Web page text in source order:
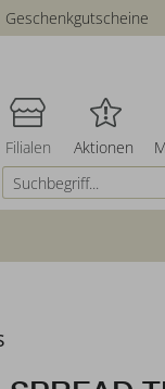
Geschenkgutscheine
Filialen Aktionen